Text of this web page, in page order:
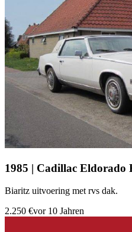
1985 | Cadillac Eldorado
Biaritz uitvoering met rvs dak.
2.250 €vor 10 Jahren